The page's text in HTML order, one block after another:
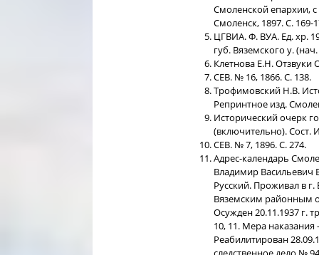
Смоленской епархии,
Смоленск, 1897. С. 169-
ЦГВИА. Ф. ВУА. Ед. хр.
губ. Вяземского у. (нач.
Клетнова Е.Н. Отзвуки
СЕВ. № 16, 1866. С. 138.
Трофимовский Н.В.
Репринтное изд.
Исторический очерк
(включительно). Сост.
СЕВ. № 7, 1896. С. 274.
Адрес-календарь
Владимир Васильевич
Русский. Проживал в г.
Вяземским районным
Осужден 20.11.1937 г.
10, 11. Мера наказания
Реабилитирован